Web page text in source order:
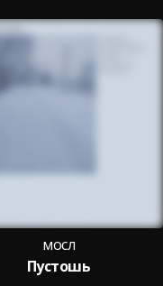
мосл
Пустошь